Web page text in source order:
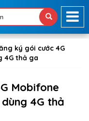
ký gói cước 4G
4G thả ga
Mobifone
4G thả